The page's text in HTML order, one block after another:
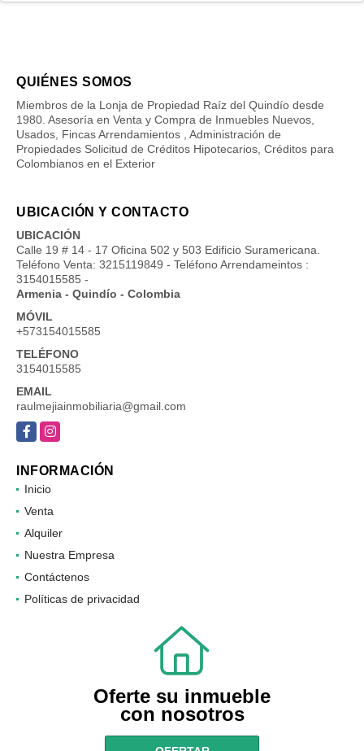
QUIÉNES SOMOS
Miembros de la Lonja de Propiedad Raíz del Quindío desde
1980. Asesoría en Venta y Compra de Inmuebles Nuevos,
Usados, Fincas Arrendamientos , Administración de
Propiedades Solicitud de Créditos Hipotecarios, Créditos para
Colombianos en el Exterior
UBICACIÓN Y CONTACTO
UBICACIÓN
Calle 19 # 14 - 17 Oficina 502 y 503 Edificio Suramericana.
Teléfono Venta: 3215119849 - Teléfono Arrendameintos :
3154015585 -
Armenia - Quindío - Colombia
MÓVIL
+573154015585
TELÉFONO
3154015585
EMAIL
raulmejiainmobiliaria@gmail.com
FacebookInstagram
INFORMACIÓN
Inicio
Venta
Alquiler
Nuestra Empresa
Contáctenos
Políticas de privacidad
Oferte su inmueble
con nosotros